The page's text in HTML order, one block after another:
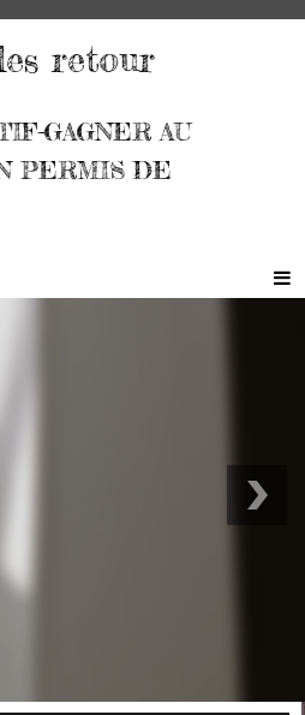
retour
GAGNER AU
PERMIS DE